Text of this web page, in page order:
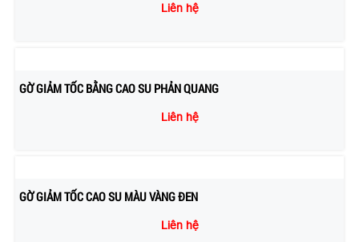
Liên hệ
GỜ GIẢM TỐC BẰNG CAO SU PHẢN QUANG
Liên hệ
GỜ GIẢM TỐC CAO SU MÀU VÀNG ĐEN
Liên hệ